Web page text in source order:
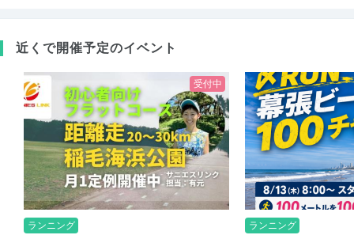
近くで開催予定のイベント
受付中
ランニング
ランニング